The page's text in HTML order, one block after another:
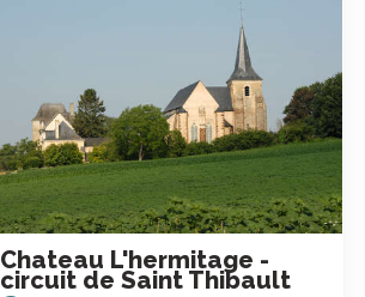
Chateau L'hermitage -
circuit de Saint Thibault